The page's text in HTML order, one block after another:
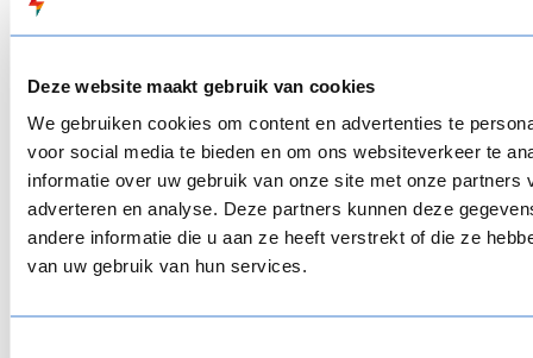
Deze website maakt gebruik van cookies
We gebruiken cookies om content en advertenties te
voor social media te bieden en om ons websiteverkeer te
informatie over uw gebruik van onze site met onze partners
adverteren en analyse. Deze partners kunnen deze
andere informatie die u aan ze heeft verstrekt of die ze
van uw gebruik van hun services.
Hotspots met extra vragen
Vertalingen in meerdere talen
Vraag een demo aan
*Lees altijd de meest recente voorwaarden op de
website van de aanbieder.